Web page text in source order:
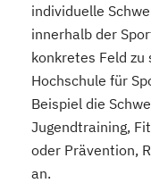
individuelle
innerhalb der
konkretes Feld zu
Hochschule für
Beispiel die
Jugendtraining,
oder Prävention,
an.